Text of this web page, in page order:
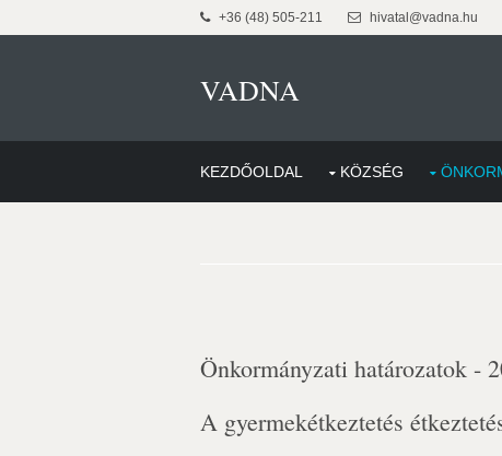
+36 (48) 505-211 hivatal@vadna.hu
VADNA
KEZDŐOLDAL KÖZSÉG
Önkormányzati határozatok -
A gyermekétkeztetés